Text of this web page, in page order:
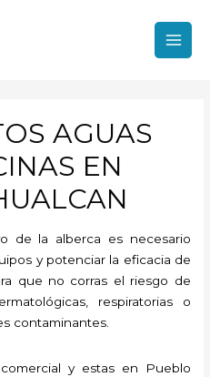
AGUAS
EN
de la alberca es necesario
y potenciar la eficacia de
que no corras el riesgo de
respiratorias o
contaminantes.
y estas en Pueblo